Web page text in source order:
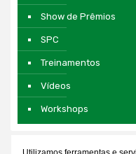
Show de Prêmios
SPC
Treinamentos
Vídeos
Workshops